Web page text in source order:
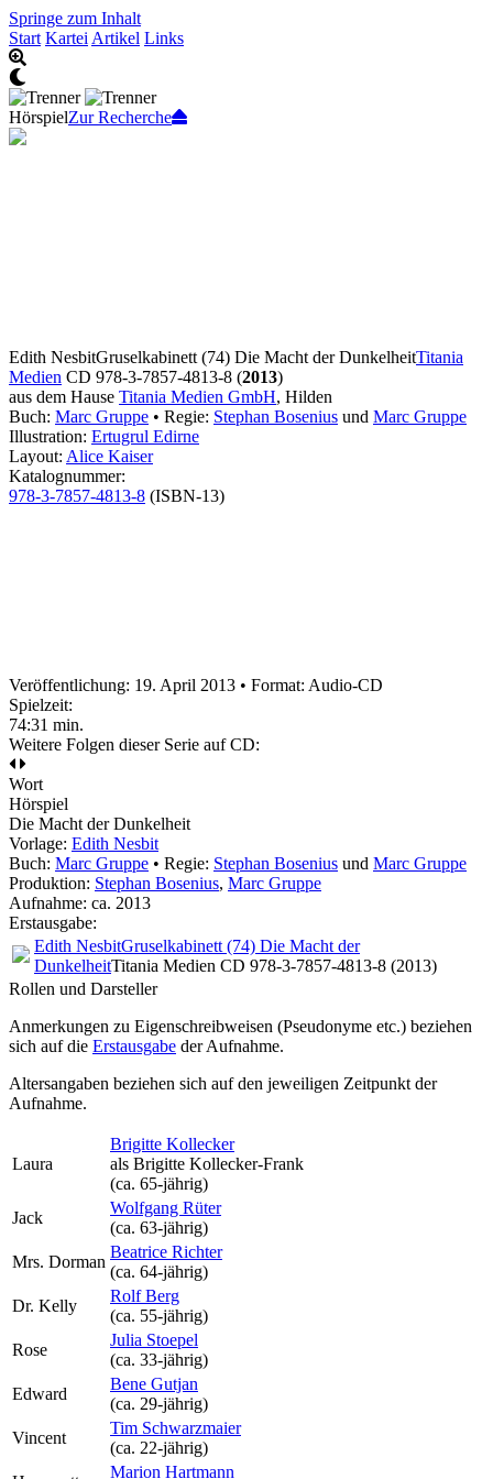
Springe zum Inhalt
Start Kartei Artikel Links
HörspielZur Recherche
Edith NesbitGruselkabinett (74) Die Macht der DunkelheitTitania
Medien CD 978-3-7857-4813-8 (2013)
aus dem Hause Titania Medien GmbH, Hilden
Buch: Marc Gruppe • Regie: Stephan Bosenius und Marc Gruppe
Illustration: Ertugrul Edirne
Layout: Alice Kaiser
Katalognummer:
978-3-7857-4813-8 (ISBN-13)
Veröffentlichung: 19. April 2013 • Format: Audio-CD
Spielzeit:
74:31 min.
Weitere Folgen dieser Serie auf CD:
Wort
Hörspiel
Die Macht der Dunkelheit
Vorlage: Edith Nesbit
Buch: Marc Gruppe • Regie: Stephan Bosenius und Marc Gruppe
Produktion: Stephan Bosenius, Marc Gruppe
Aufnahme: ca. 2013
Erstausgabe:
Edith NesbitGruselkabinett (74) Die Macht der
DunkelheitTitania Medien CD 978-3-7857-4813-8 (2013)
Rollen und Darsteller
Anmerkungen zu Eigenschreibweisen (Pseudonyme etc.) beziehen
sich auf die Erstausgabe der Aufnahme.
Altersangaben beziehen sich auf den jeweiligen Zeitpunkt der
Aufnahme.
Laura
Brigitte Kollecker
als Brigitte Kollecker-Frank
(ca. 65‑jährig)
Jack
Wolfgang Rüter
(ca. 63‑jährig)
Mrs. Dorman
Beatrice Richter
(ca. 64‑jährig)
Dr. Kelly
Rolf Berg
(ca. 55‑jährig)
Rose
Julia Stoepel
(ca. 33‑jährig)
Edward
Bene Gutjan
(ca. 29‑jährig)
Vincent
Tim Schwarzmaier
(ca. 22‑jährig)
Marion Hartmann